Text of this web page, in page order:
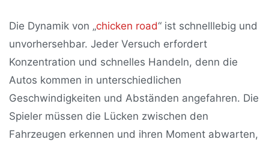
Die Dynamik von „chicken road“ ist schnelllebig und
unvorhersehbar. Jeder Versuch erfordert
Konzentration und schnelles Handeln, denn die
Autos kommen in unterschiedlichen
Geschwindigkeiten und Abständen angefahren. Die
Spieler müssen die Lücken zwischen den
Fahrzeugen erkennen und ihren Moment abwarten,